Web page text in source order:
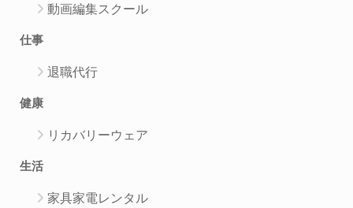
動画編集スクール
仕事
退職代行
健康
リカバリーウェア
生活
家具家電レンタル